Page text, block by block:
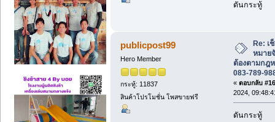
ดันกระทู้
publicpost99
Hero Member
กระทู้: 11837
สินค้าโปรโมชั่น โพสขายฟรี
Re: เ
หมาย
ต้องตามกฎ
083-789-
« ตอบกลับ
2024,
ดันกระทู้